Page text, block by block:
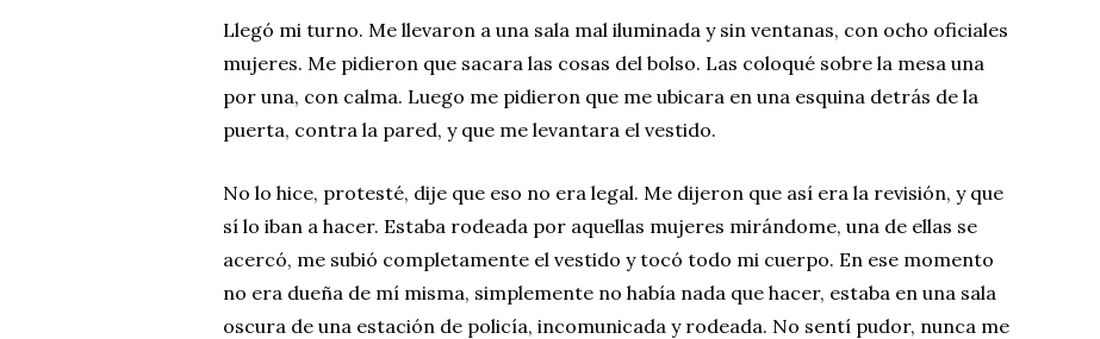
Llegó mi turno. Me llevaron a una sala mal iluminada y sin ventanas, con ocho oficiales
mujeres. Me pidieron que sacara las cosas del bolso. Las coloqué sobre la mesa una
por una, con calma. Luego me pidieron que me ubicara en una esquina detrás de la
puerta, contra la pared, y que me levantara el vestido.
No lo hice, protesté, dije que eso no era legal. Me dijeron que así era la revisión, y que
sí lo iban a hacer. Estaba rodeada por aquellas mujeres mirándome, una de ellas se
acercó, me subió completamente el vestido y tocó todo mi cuerpo. En ese momento
no era dueña de mí misma, simplemente no había nada que hacer, estaba en una sala
oscura de una estación de policía, incomunicada y rodeada. No sentí pudor, nunca me